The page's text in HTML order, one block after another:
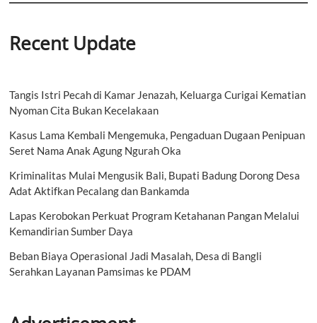
Recent Update
Tangis Istri Pecah di Kamar Jenazah, Keluarga Curigai Kematian
Nyoman Cita Bukan Kecelakaan
Kasus Lama Kembali Mengemuka, Pengaduan Dugaan Penipuan
Seret Nama Anak Agung Ngurah Oka
Kriminalitas Mulai Mengusik Bali, Bupati Badung Dorong Desa
Adat Aktifkan Pecalang dan Bankamda
Lapas Kerobokan Perkuat Program Ketahanan Pangan Melalui
Kemandirian Sumber Daya
Beban Biaya Operasional Jadi Masalah, Desa di Bangli
Serahkan Layanan Pamsimas ke PDAM